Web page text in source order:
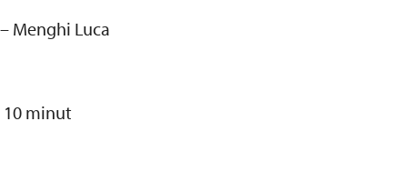
Menghi Luca
10 minut